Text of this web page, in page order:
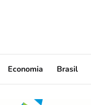
Economia Brasil